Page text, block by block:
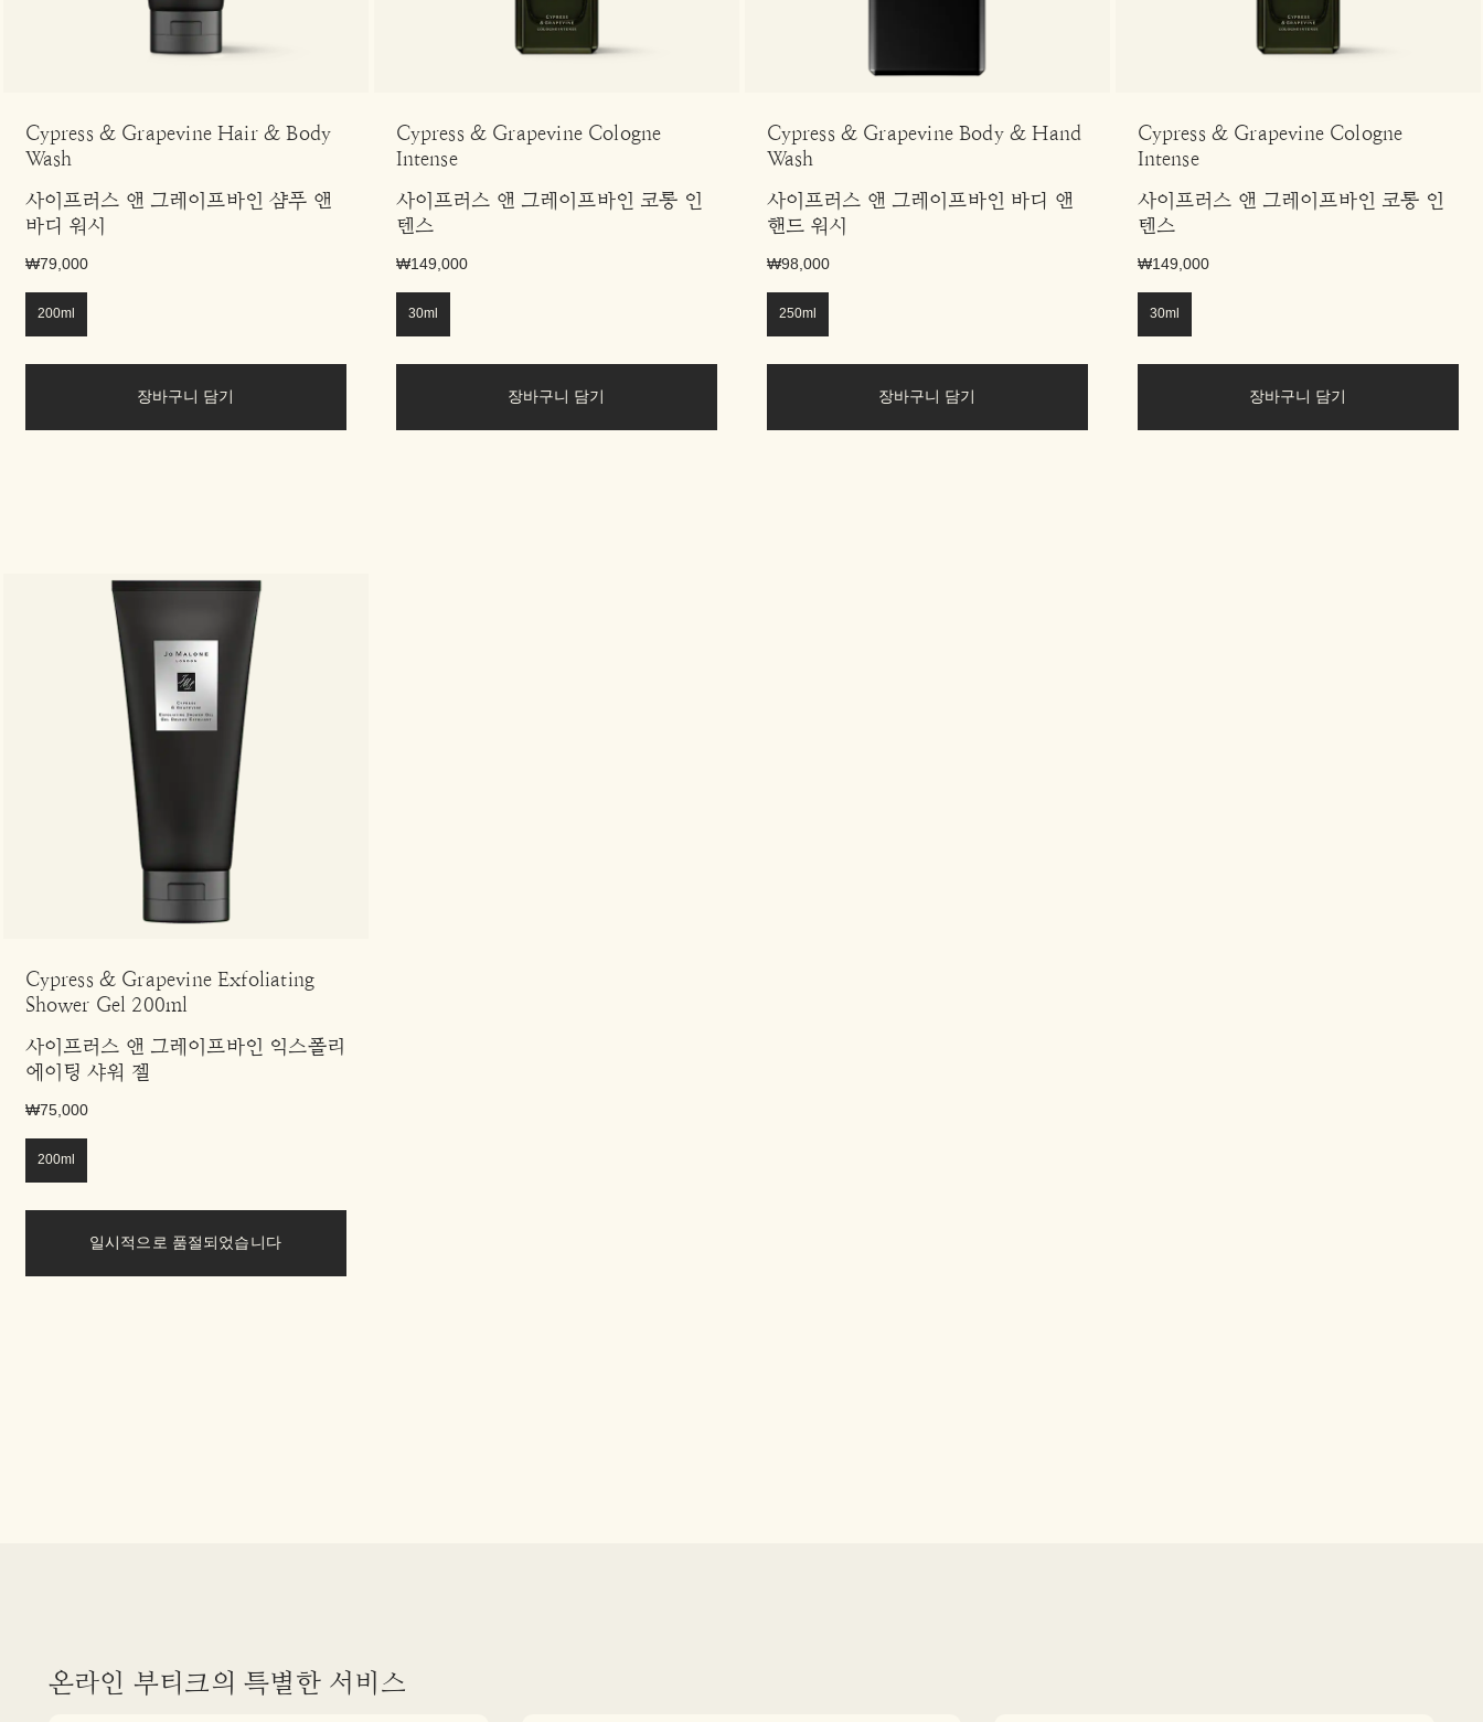
Cypress & Grapevine Hair & Body
Wash
사이프러스 앤 그레이프바인 샴푸 앤
바디 워시
₩79,000
200ml
장바구니 담기
Cypress & Grapevine Cologne
Intense
사이프러스 앤 그레이프바인 코롱 인
텐스
₩149,000
30ml
장바구니 담기
Cypress & Grapevine Body & Hand
Wash
사이프러스 앤 그레이프바인 바디 앤
핸드 워시
₩98,000
250ml
장바구니 담기
Cypress & Grapevine Cologne
Intense
사이프러스 앤 그레이프바인 코롱 인
텐스
₩149,000
30ml
장바구니 담기
Cypress & Grapevine Exfoliating
Shower Gel 200ml
사이프러스 앤 그레이프바인 익스폴리
에이팅 샤워 젤
₩75,000
200ml
일시적으로 품절되었습니다
온라인 부티크의 특별한 서비스